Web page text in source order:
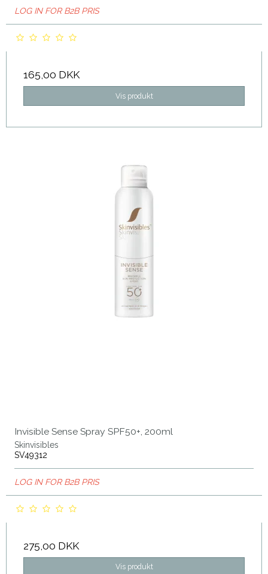
LOG IN FOR B2B PRIS
165,00 DKK
Vis produkt
Invisible Sense Spray SPF50+, 200ml
Skinvisibles
SV49312
LOG IN FOR B2B PRIS
275,00 DKK
Vis produkt